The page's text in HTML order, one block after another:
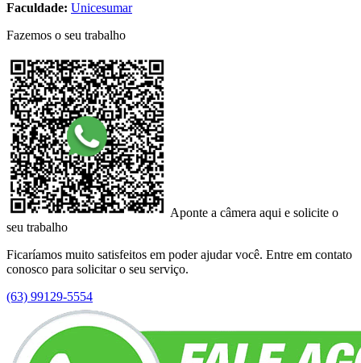
Faculdade: Unicesumar
Fazemos o seu trabalho
Aponte a câmera aqui e solicite o
seu trabalho
Ficaríamos muito satisfeitos em poder ajudar você. Entre em contato
conosco para solicitar o seu serviço.
(63) 99129-5554